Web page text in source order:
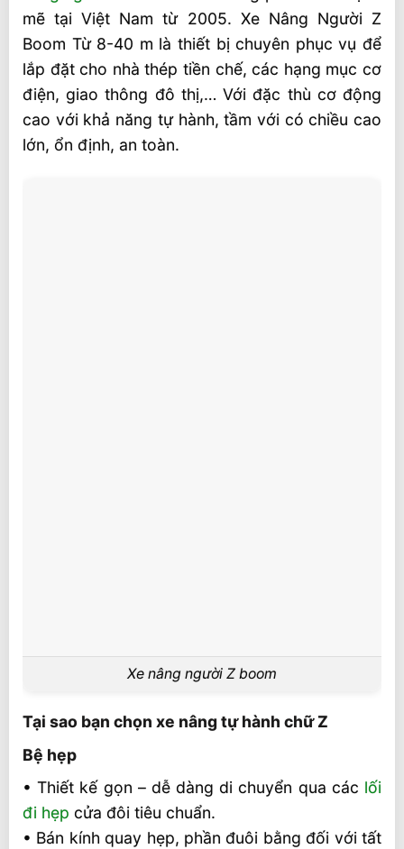
mẽ tại Việt Nam từ 2005. Xe Nâng Người Z
Boom Từ 8-40 m là thiết bị chuyên phục vụ để
lắp đặt cho nhà thép tiền chế, các hạng mục cơ
điện, giao thông đô thị,… Với đặc thù cơ động
cao với khả năng tự hành, tầm với có chiều cao
lớn, ổn định, an toàn.
Xe nâng người Z boom
Tại sao bạn chọn xe nâng tự hành chữ Z
Bệ hẹp
• Thiết kế gọn – dễ dàng di chuyển qua các lối
đi hẹp cửa đôi tiêu chuẩn.
• Bán kính quay hẹp, phần đuôi bằng đối với tất